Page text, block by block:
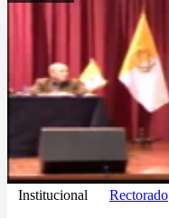
Institucional Rectorado